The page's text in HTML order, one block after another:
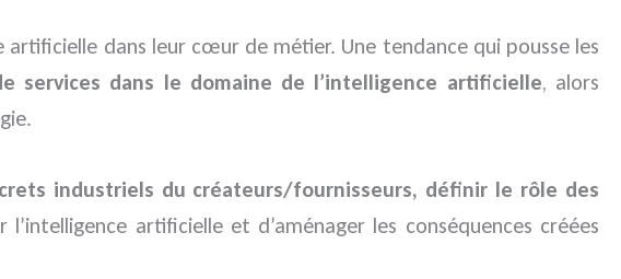
artificielle dans leur cœur de métier. Une tendance qui pousse les
services dans le domaine de l’intelligence artificielle, alors
industriels du créateurs/fournisseurs, définir le rôle des
l’intelligence artificielle et d’aménager les conséquences créées